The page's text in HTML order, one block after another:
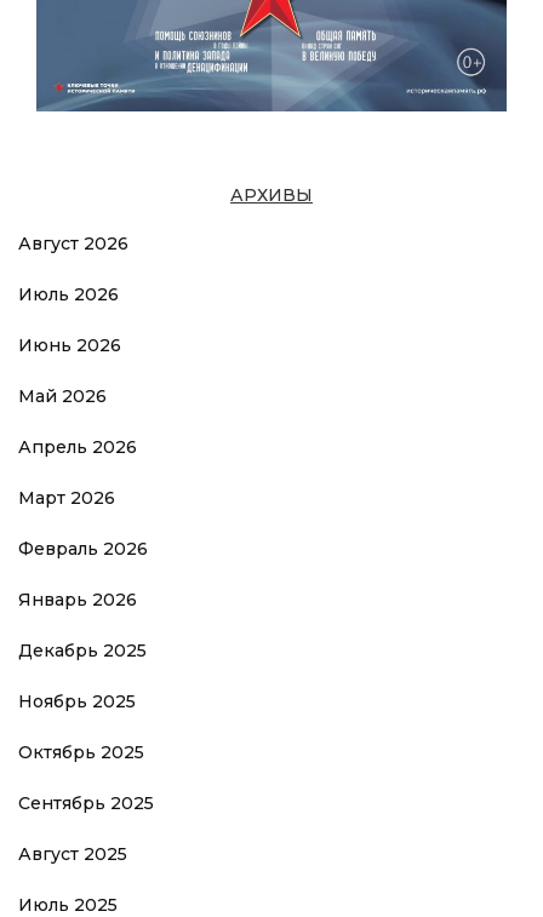
АРХИВЫ
Август 2026
Июль 2026
Июнь 2026
Май 2026
Апрель 2026
Март 2026
Февраль 2026
Январь 2026
Декабрь 2025
Ноябрь 2025
Октябрь 2025
Сентябрь 2025
Август 2025
Июль 2025